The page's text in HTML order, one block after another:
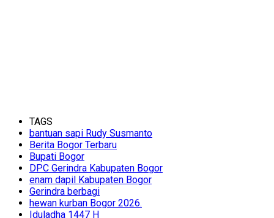
TAGS
bantuan sapi Rudy Susmanto
Berita Bogor Terbaru
Bupati Bogor
DPC Gerindra Kabupaten Bogor
enam dapil Kabupaten Bogor
Gerindra berbagi
hewan kurban Bogor 2026.
Iduladha 1447 H